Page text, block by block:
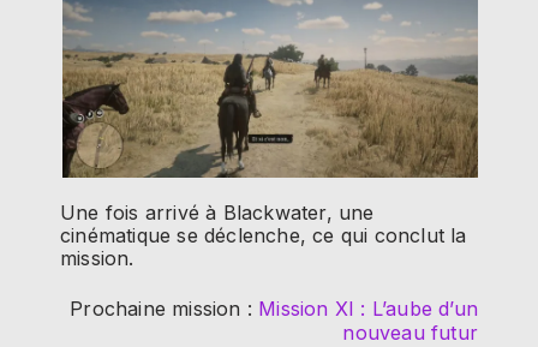
Une fois arrivé à Blackwater, une
cinématique se déclenche, ce qui conclut la
mission.
Prochaine mission : Mission XI : L’aube d’un
nouveau futur